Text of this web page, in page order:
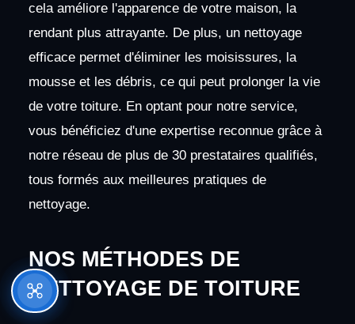
cela améliore l'apparence de votre maison, la
rendant plus attrayante. De plus, un nettoyage
efficace permet d'éliminer les moisissures, la
mousse et les débris, ce qui peut prolonger la vie
de votre toiture. En optant pour notre service,
vous bénéficiez d'une expertise reconnue grâce à
notre réseau de plus de 30 prestataires qualifiés,
tous formés aux meilleures pratiques de
nettoyage.
NOS MÉTHODES DE
NETTOYAGE DE TOITURE